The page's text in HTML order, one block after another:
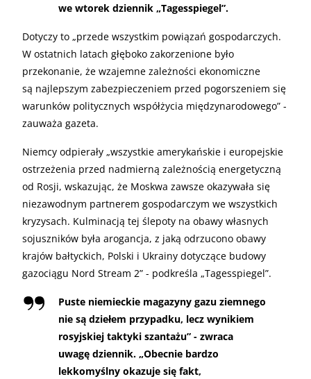
we wtorek dziennik „Tagesspiegel”.
Dotyczy to „przede wszystkim powiązań gospodarczych.
W ostatnich latach głęboko zakorzenione było
przekonanie, że wzajemne zależności ekonomiczne
są najlepszym zabezpieczeniem przed pogorszeniem się
warunków politycznych współżycia międzynarodowego” -
zauważa gazeta.
Niemcy odpierały „wszystkie amerykańskie i europejskie
ostrzeżenia przed nadmierną zależnością energetyczną
od Rosji, wskazując, że Moskwa zawsze okazywała się
niezawodnym partnerem gospodarczym we wszystkich
kryzysach. Kulminacją tej ślepoty na obawy własnych
sojuszników była arogancja, z jaką odrzucono obawy
krajów bałtyckich, Polski i Ukrainy dotyczące budowy
gazociągu Nord Stream 2” - podkreśla „Tagesspiegel”.
Puste niemieckie magazyny gazu ziemnego
nie są dziełem przypadku, lecz wynikiem
rosyjskiej taktyki szantażu” - zwraca
uwagę dziennik. „Obecnie bardzo
lekkomyślny okazuje się fakt,